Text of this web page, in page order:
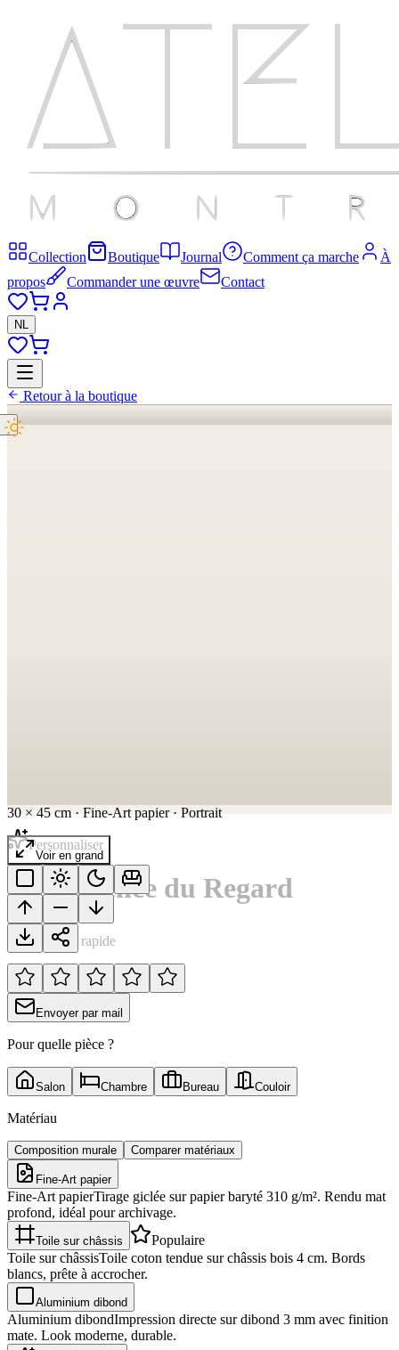
Collection Boutique Journal Comment ça marche
À
propos
Commander une œuvre Contact
NL
Retour à la boutique
30 × 45 cm · Fine-Art papier· Portrait
Voir en grand
Personnaliser
L'Innocence du Regard
Notation rapide
Envoyer par mail
Pour quelle pièce ?
Salon Chambre Bureau Couloir
Matériau
Composition murale Comparer matériaux
Fine-Art papier
Fine-Art papierTirage giclée sur papier baryté 310 g/m². Rendu mat
profond, idéal pour archivage.
Toile sur châssis
Populaire
Toile sur châssisToile coton tendue sur châssis bois 4 cm. Bords
blancs, prête à accrocher.
Aluminium dibond
Aluminium dibondImpression directe sur dibond 3 mm avec finition
mate. Look moderne, durable.